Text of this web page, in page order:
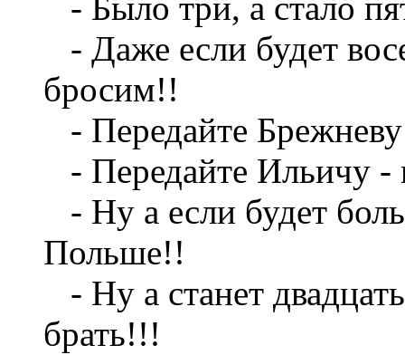
- Даже если будет
бросим!!
- Передайте
- Передайте Ильичу -
- Ну а если будет
Польше!!
- Ну а станет
брать!!!